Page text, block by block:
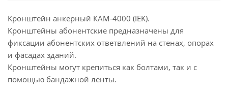
Кронштейн анкерный КАМ-4000 (IEK).
Кронштейны абонентские предназначены для
фиксации абонентских ответвлений на стенах, опорах
и фасадах зданий.
Кронштейны могут крепиться как болтами, так и с
помощью бандажной ленты.